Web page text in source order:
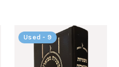
Used - 9